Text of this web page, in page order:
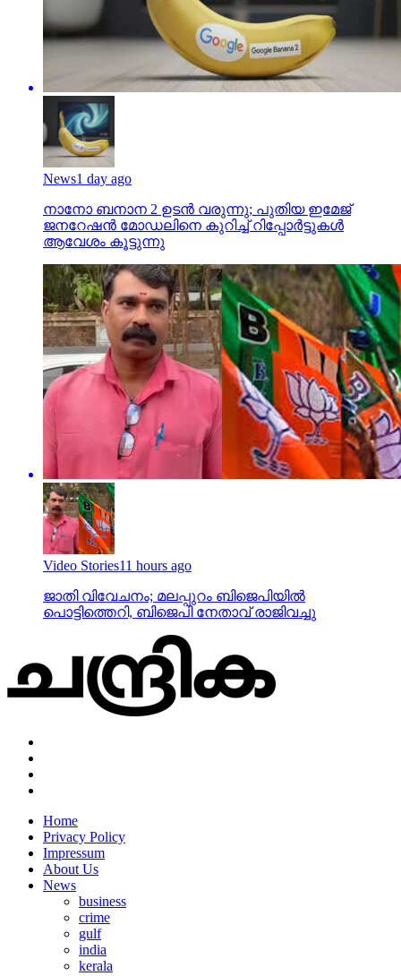
News1 day ago
നാനോ ബനാന 2 ഉടന്‍ വരുന്നു; പുതിയ ഇമേജ്
ജനറേഷന്‍ മോഡലിനെ കുറിച്ച് റിപ്പോര്‍ട്ടുകള്‍
ആവേശം കൂട്ടുന്നു
Video Stories11 hours ago
ജാതി വിവേചനം; മലപ്പുറം ബിജെപിയില്‍
പൊട്ടിത്തെറി, ബിജെപി നേതാവ് രാജിവച്ചു
Home
Privacy Policy
Impressum
About Us
News
business
crime
gulf
india
kerala